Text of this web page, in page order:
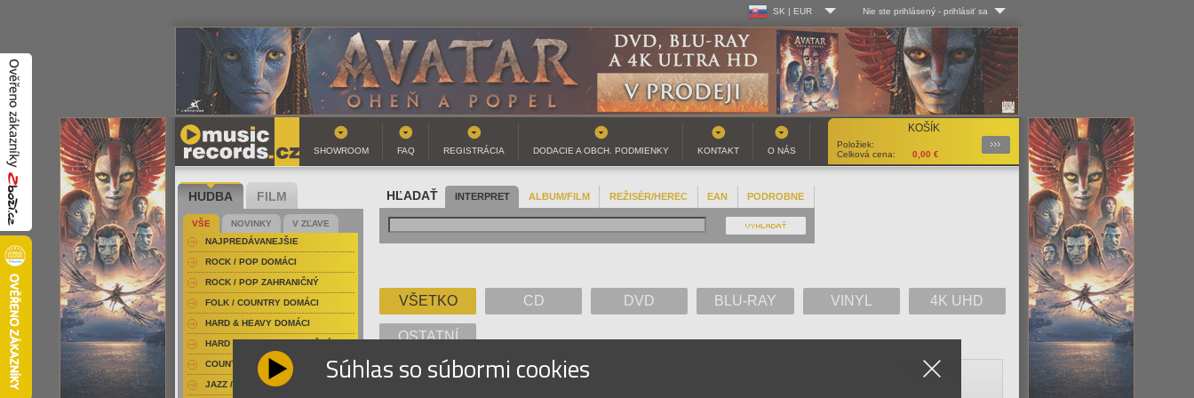
SK | EUR
CZ | Kč
SK | EUR
Nie ste prihlásený - prihlásiť sa
Log-in
Užív. meno:
Heslo:
Registrácia
KOŠÍK
Položiek:
Celková cena:
0,00 €
Podrobnosti
SHOWROOM
FAQ REGISTRÁCIA DODACIE A OBCH. PODMIENKY KONTAKT O NÁS
HĽADAŤ INTERPRET ALBUM/FILM REŽISÉR/HEREC EAN PODROBNE
VŠETKO CD DVD BLU-RAY VINYL 4K UHD
OSTATNÍ
HUDBA FILM
VŠE NOVINKY
V ZĽAVE
NAJPREDÁVANEJŠIE
ROCK / POP DOMÁCI
ROCK / POP ZAHRANIČNÝ
FOLK / COUNTRY DOMÁCI
HARD & HEAVY DOMÁCI
HARD & HEAVY ZAHRANIČNÝ
COUNTRY
JAZZ / BLUES Súhlas so súbormi cookies Close